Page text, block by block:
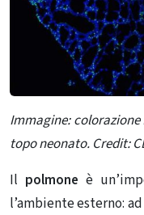
Immagine:
topo neonato. Credit:
Il polmone è
l’ambiente esterno: